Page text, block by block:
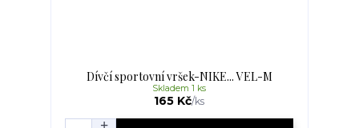
Dívčí sportovní vršek-NIKE... VEL-M
165 Kč/ks
Skladem 1 ks